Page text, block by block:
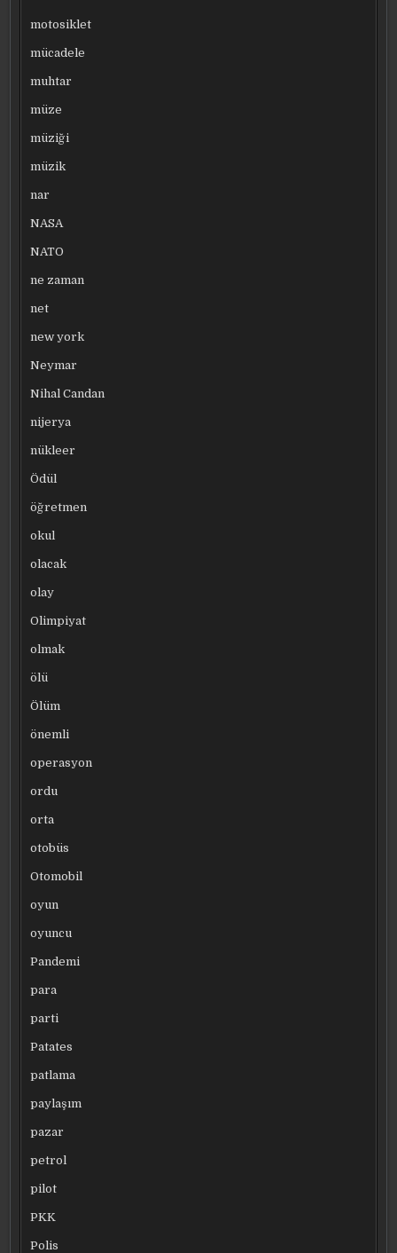
motosiklet
mücadele
muhtar
müze
müziği
müzik
nar
NASA
NATO
ne zaman
net
new york
Neymar
Nihal Candan
nijerya
nükleer
Ödül
öğretmen
okul
olacak
olay
Olimpiyat
olmak
ölü
Ölüm
önemli
operasyon
ordu
orta
otobüs
Otomobil
oyun
oyuncu
Pandemi
para
parti
Patates
patlama
paylaşım
pazar
petrol
pilot
PKK
Polis